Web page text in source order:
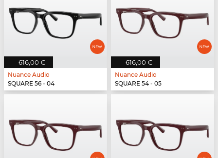
616,00 €
Nuance Audio
SQUARE 56 - 04
616,00 €
Nuance Audio
SQUARE 54 - 05